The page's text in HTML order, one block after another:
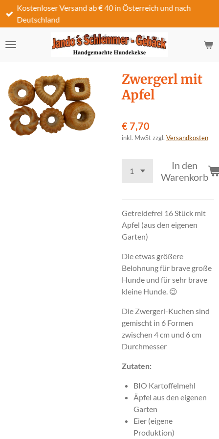
Zum
Hauptinhalt
Kostenloser Versand ab € 40 in Österreich und nach
Deutschland
Zwergerl mit
Apfel
€ 7,70
inkl. MwSt zzgl. Versandkosten
In den
Warenkorb
Getreidefrei 16 Stück mit
Apfel (aus den eigenen
Garten)
Die etwas größere
Belohnung für brave große
Hunde und für sehr brave
kleine Hunde. 😉
Die Zwergerl-Kuchen sind
gemischt in 6 Formen
zwischen 4 cm und 6 cm
Durchmesser
Zutaten:
BIO Kartoffelmehl
Äpfel aus den eigenen
Garten
Eier (eigene
Produktion)